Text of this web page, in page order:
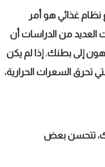
نظام غذائي هو أمر
من الدراسات أن
إلى بطنك. إذا لم يكن
تحرق السعرات الحرارية،
تتحسن بعض